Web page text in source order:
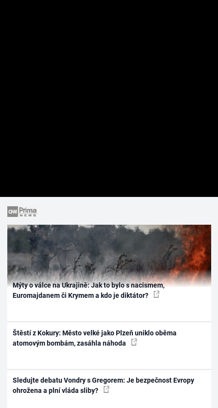
Mýty o válce na Ukrajině: Jak to bylo s nacismem,
Euromajdanem či Krymem a kdo je diktátor?
Štěstí z Kokury: Město velké jako Plzeň uniklo oběma
atomovým bombám, zasáhla náhoda
Sledujte debatu Vondry s Gregorem: Je bezpečnost Evropy
ohrožena a plní vláda sliby?